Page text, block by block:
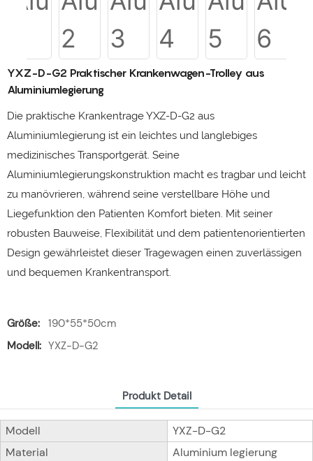
YXZ-D-G2 Praktischer Krankenwagen-Trolley aus
Aluminiumlegierung
Die praktische Krankentrage YXZ-D-G2 aus
Aluminiumlegierung ist ein leichtes und langlebiges
medizinisches Transportgerät. Seine
Aluminiumlegierungskonstruktion macht es tragbar und leicht
zu manövrieren, während seine verstellbare Höhe und
Liegefunktion den Patienten Komfort bieten. Mit seiner
robusten Bauweise, Flexibilität und dem patientenorientierten
Design gewährleistet dieser Tragewagen einen zuverlässigen
und bequemen Krankentransport.
Größe: 190*55*50cm
Modell: YXZ-D-G2
Produkt Detail
Modell
YXZ-D-G2
Material
Aluminium legierung